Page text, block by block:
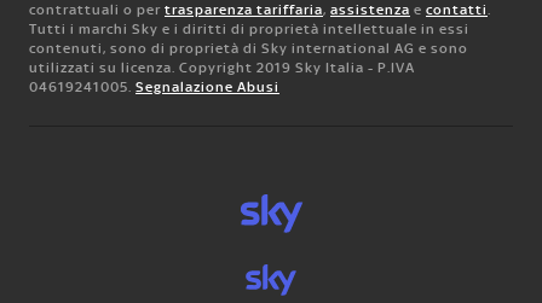
contrattuali o per trasparenza tariffaria, assistenza e contatti.
Tutti i marchi Sky e i diritti di proprietà intellettuale in essi
contenuti, sono di proprietà di Sky international AG e sono
utilizzati su licenza. Copyright 2019 Sky Italia - P.IVA
04619241005. Segnalazione Abusi